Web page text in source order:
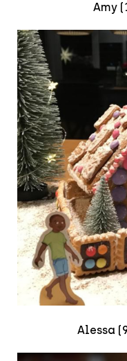
Amy
Alessa